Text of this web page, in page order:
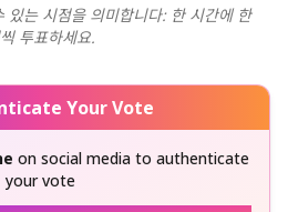
있는 시점을 의미합니다: 한 시간에 한
투표하세요.
Your Vote
on social media to authenticate
your vote